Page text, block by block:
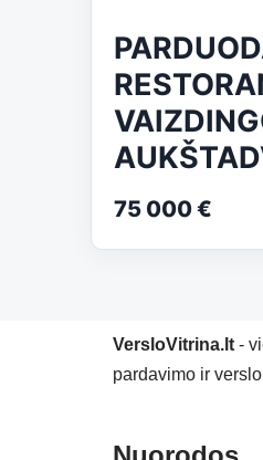
75 000 €
VersloVitrina.lt -
pardavimo ir